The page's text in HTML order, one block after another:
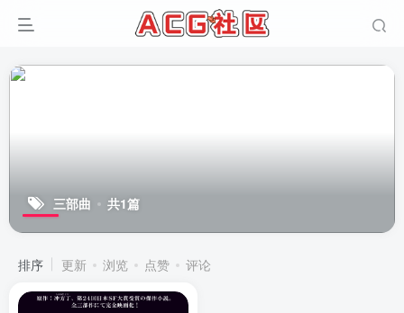
三部曲 共1篇
排序 更新 浏览 点赞 评论